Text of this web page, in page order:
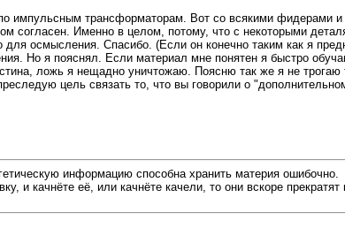
импульсным трансформаторам. Вот со всякими фидерами и
согласен. Именно в целом, потому, что с некоторыми
для осмысления. Спасибо. (Если он конечно таким как я
Но я пояснял. Если материал мне понятен я быстро
ложь я нещадно уничтожаю. Поясню так же я не
цель связать то, что вы говорили о
информацию способна хранить материя ошибочно.
и качнёте её, или качнёте качели, то они вскоре